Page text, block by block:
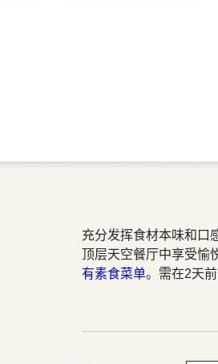
充分发挥食材本味和口
顶层天空餐厅中享受愉
有素食菜单。需在2天